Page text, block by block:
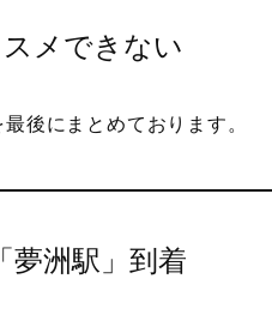
メできない
後にまとめております。
夢洲駅」到着